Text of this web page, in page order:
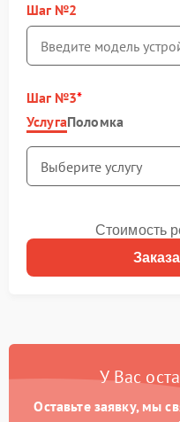
Шаг №2
Шаг №3
УслугаПоломка
Стоимость
У Вас
Оставьте заявку, мы